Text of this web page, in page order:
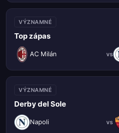
VÝZNAMNÉ
Top zápas
AC Milán vs
VÝZNAMNÉ
Derby del Sole
Napoli vs